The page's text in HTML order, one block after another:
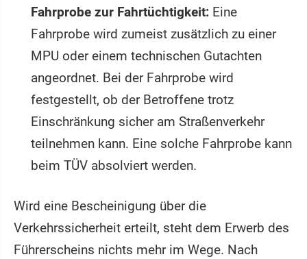
Fahrprobe zur Fahrtüchtigkeit: Eine
Fahrprobe wird zumeist zusätzlich zu einer
MPU oder einem technischen Gutachten
angeordnet. Bei der Fahrprobe wird
festgestellt, ob der Betroffene trotz
Einschränkung sicher am Straßenverkehr
teilnehmen kann. Eine solche Fahrprobe kann
beim TÜV absolviert werden.
Wird eine Bescheinigung über die
Verkehrssicherheit erteilt, steht dem Erwerb des
Führerscheins nichts mehr im Wege. Nach